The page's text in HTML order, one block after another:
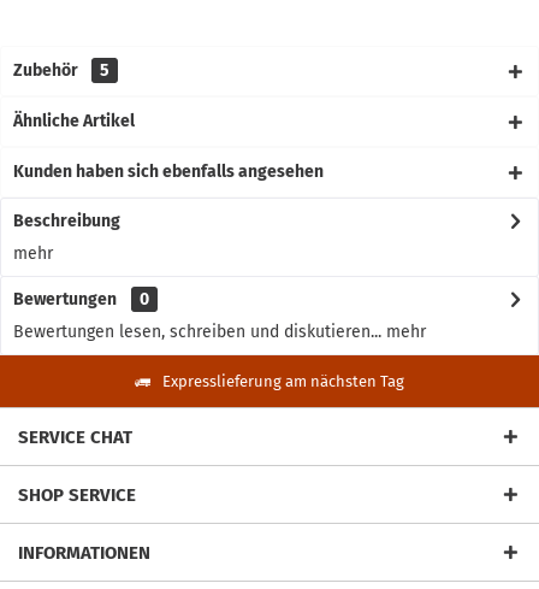
Zubehör 5
Ähnliche Artikel
Kunden haben sich ebenfalls angesehen
Beschreibung
mehr
Bewertungen
0
Bewertungen lesen, schreiben und diskutieren... mehr
Expresslieferung am nächsten Tag
SERVICE CHAT
SHOP SERVICE
INFORMATIONEN